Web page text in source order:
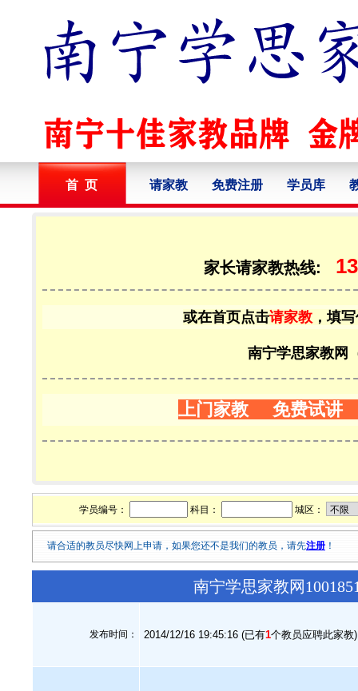
首 页 请家教 免费注册 学员库
家长请家教热线:
或在首页点击请家教 ，填
南宁学思家教网
上门家教 免费试讲
学员编号： 科目： 城区：
请合适的教员尽快网上申请，如果您还不是我们的教员，请先注册 ！
南宁学思家教网
发布时间： 2014/12/16 19:45:16 (已有1个教员应聘此家教)